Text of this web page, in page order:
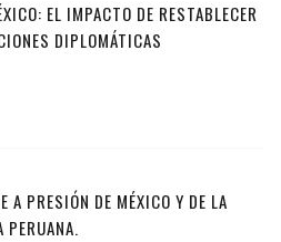
EL IMPACTO DE RESTABLECER
DIPLOMÁTICAS
A PRESIÓN DE MÉXICO Y DE LA
PERUANA.